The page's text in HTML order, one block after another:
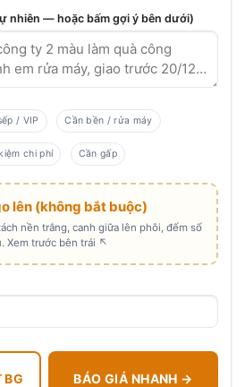
nhiên — hoặc bấm gợi ý bên dưới)
/ VIP Cần bền / rửa máy
chi phí Cần gấp
lên (không bắt buộc)
nền trắng, canh giữa lên phôi, đếm số
Xem trước bên trái ↖
BG BÁO GIÁ NHANH →